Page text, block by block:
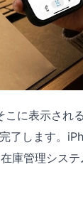
こに表示され
します。
庫管理シス